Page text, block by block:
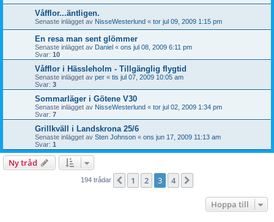
Våfflor...äntligen.
Senaste inlägget av NisseWesterlund « tor jul 09, 2009 1:15 pm
En resa man sent glömmer
Senaste inlägget av Daniel « ons jul 08, 2009 6:11 pm
Svar: 10
Våfflor i Hässleholm - Tillgänglig flygtid
Senaste inlägget av per « tis jul 07, 2009 10:05 am
Svar: 3
Sommarläger i Götene V30
Senaste inlägget av NisseWesterlund « tor jul 02, 2009 1:34 pm
Svar: 7
Grillkväll i Landskrona 25/6
Senaste inlägget av Sten Johnson « ons jun 17, 2009 11:13 am
Svar: 1
Ny tråd
194 trådar Föregående
1 2 3 4
Hoppa till